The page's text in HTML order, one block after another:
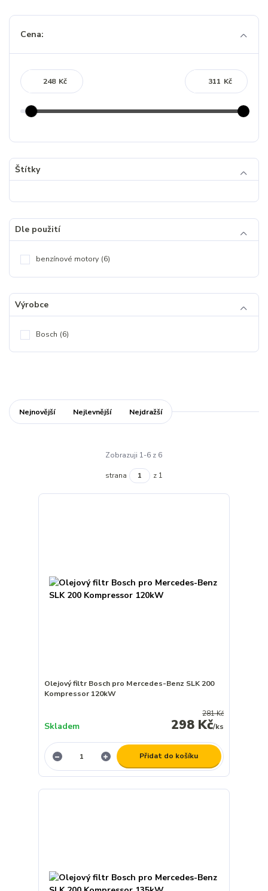
Cena:
Kč Kč
Štítky
Dle použití
benzínové motory (6)
Výrobce
Bosch (6)
Nejnovější Nejlevnější Nejdražší
Zobrazuji 1-6 z 6
strana z 1
Olejový filtr Bosch pro Mercedes-Benz SLK 200
Kompressor 120kW
281 Kč
298 Kč/ks
Skladem
Přidat do košíku